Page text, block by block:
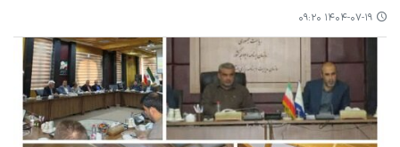
۱۴۰۴-۰۷-۱۹ ۰۹:۲۰